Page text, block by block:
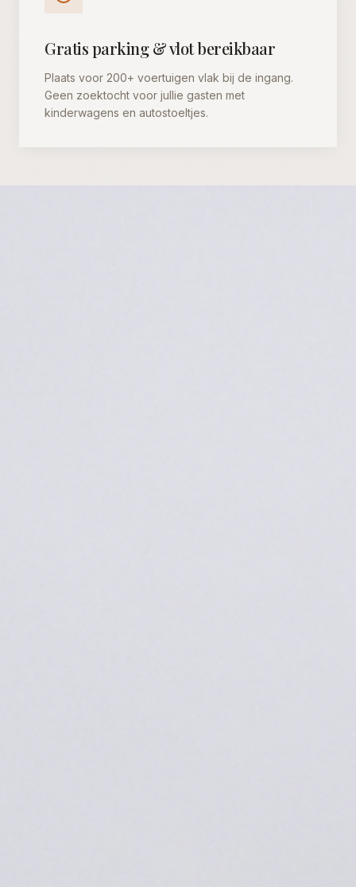
Gratis parking & vlot bereikbaar
Plaats voor 200+ voertuigen vlak bij de ingang.
Geen zoektocht voor jullie gasten met
kinderwagens en autostoeltjes.